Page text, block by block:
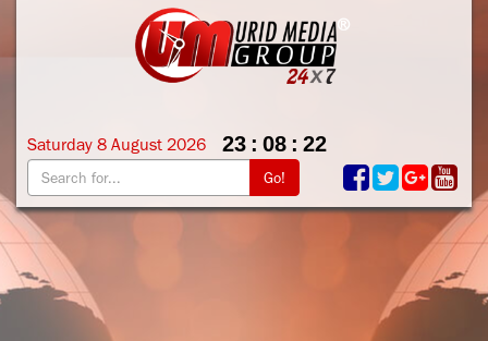
Saturday 8 August 2026 23 : 08 : 23
Go!